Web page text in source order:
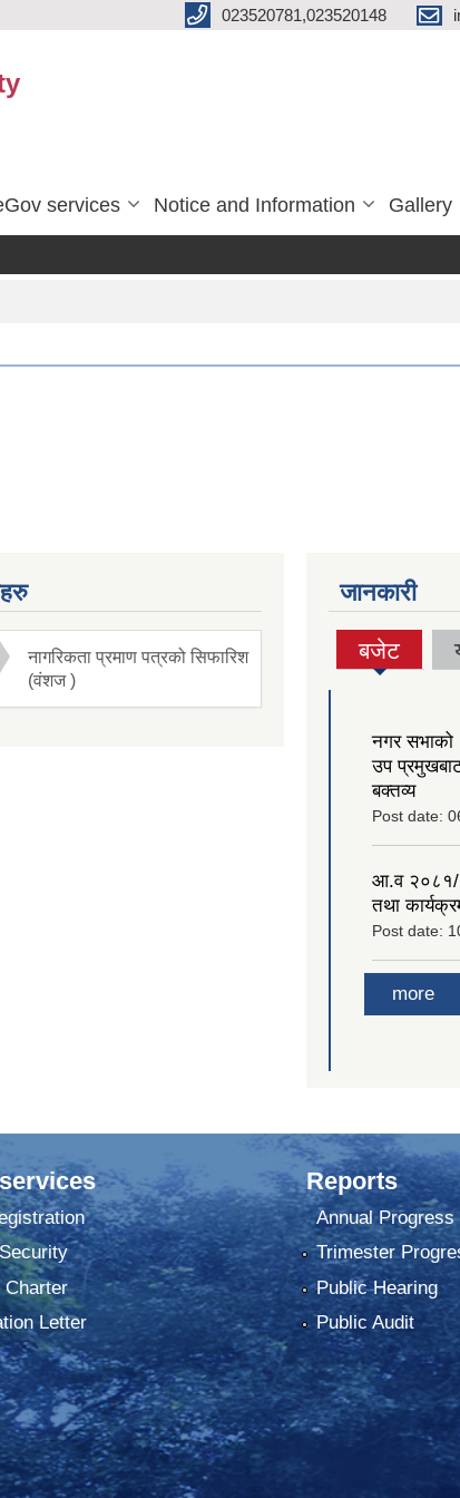
023520781,023520148
services Notice and Information Gallery
नागरिकता प्रमाण पत्रको सिफारिश
(वंशज )
जानकारी
बजेट
(active
नगर
उप
बक्तव्य
Post date:
आ.व २०८१/
तथा
Post date:
more
Letter
Reports
Annual Progress
Trimester
Public Hearing
Public Audit